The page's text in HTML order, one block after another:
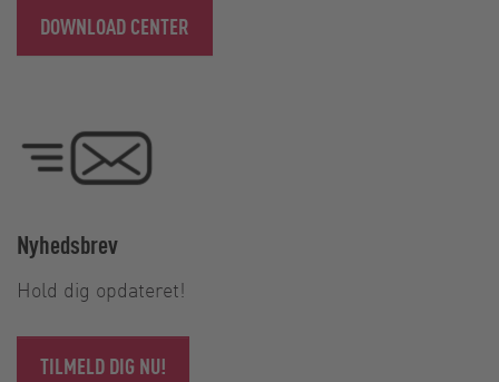
DOWNLOAD CENTER
Nyhedsbrev
Hold dig opdateret!
TILMELD DIG NU!